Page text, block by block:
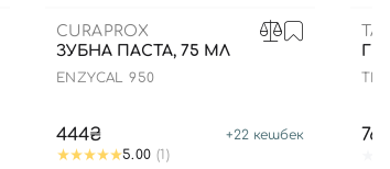
CURAPROX
ЗУБНА ПАСТА, 75 МЛ
ENZYCAL 950
444₴ +22 кешбек
5.00 (1)